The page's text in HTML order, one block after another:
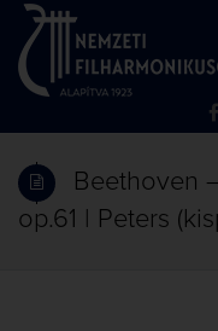
Beethoven
op.61 | Peters